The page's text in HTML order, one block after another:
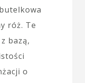
róż. Te
bazą,
o